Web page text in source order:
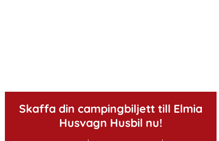
Skaffa din campingbiljett till Elmia
Husvagn Husbil nu!